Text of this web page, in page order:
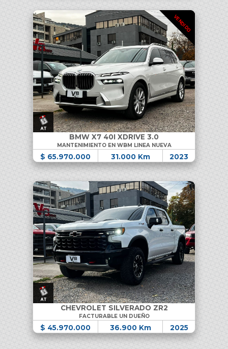
VENDIDO
BMW X7 40I XDRIVE 3.0
MANTENIMIENTO EN WBM LINEA NUEVA
$ 65.970.000 31.000 Km 2023
CHEVROLET SILVERADO ZR2
FACTURABLE UN DUEÑO
$ 45.970.000 36.900 Km 2025